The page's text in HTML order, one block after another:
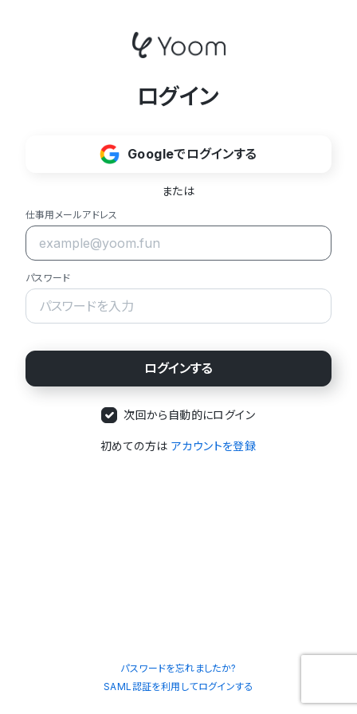
ログイン
Googleでログインする
または
仕事用メールアドレス
パスワード
次回から自動的にログイン
初めての方は アカウントを登録
パスワードを忘れましたか?
SAML認証を利用してログインする